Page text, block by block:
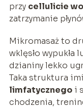
przy cellulicie
zatrzymanie
Mikromasaż to
wklęsło wypukła
dzianiny lekko
Taka struktura
limfatycznegoi
chodzenia,